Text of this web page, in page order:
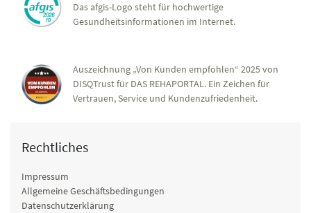
Das afgis-Logo steht für hochwertige
Gesundheitsinformationen im Internet.
Auszeichnung „Von Kunden empfohlen“ 2025 von
DISQTrust für DAS REHAPORTAL. Ein Zeichen für
Vertrauen, Service und Kundenzufriedenheit.
Rechtliches
Impressum
Allgemeine Geschäftsbedingungen
Datenschutzerklärung